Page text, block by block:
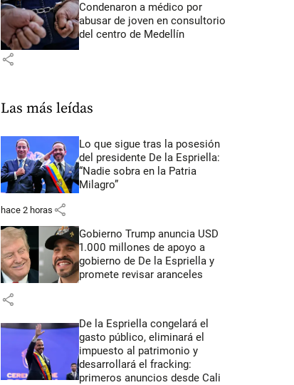
Condenaron a médico por
abusar de joven en consultorio
del centro de Medellín
share
Las más leídas
Lo que sigue tras la posesión
del presidente De la Espriella:
“Nadie sobra en la Patria
Milagro”
hace 2 horas share
Gobierno Trump anuncia USD
1.000 millones de apoyo a
gobierno de De la Espriella y
promete revisar aranceles
share
De la Espriella congelará el
gasto público, eliminará el
impuesto al patrimonio y
desarrollará el fracking:
primeros anuncios desde Cali